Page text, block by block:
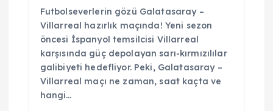
Futbolseverlerin gözü Galatasaray –
Villarreal hazırlık maçında! Yeni sezon
öncesi İspanyol temsilcisi Villarreal
karşısında güç depolayan sarı-kırmızılılar
galibiyeti hedefliyor. Peki, Galatasaray –
Villarreal maçı ne zaman, saat kaçta ve
hangi…